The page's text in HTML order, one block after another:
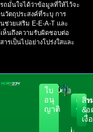
ถมั่นใจได้ว่าข้อมูลที่ให้ไว้จะ
วัตถุประสงค์ที่ระบุ การ
ช่วยเสริม E-E-A-T และ
เห็นถึงความรับผิดชอบต่อ
รเป็นไปอย่างโปร่งใสและ
ใบ
อนุ
ญาติ
ควา
ปลอ
สิ
&
เงื่